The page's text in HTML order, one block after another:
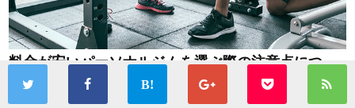
料金が安いパーソナルジムを選ぶ際の注意点につい
て
パーソナルジムはマンツーマンでトレーニングできる事が魅力ですが、その分普通に